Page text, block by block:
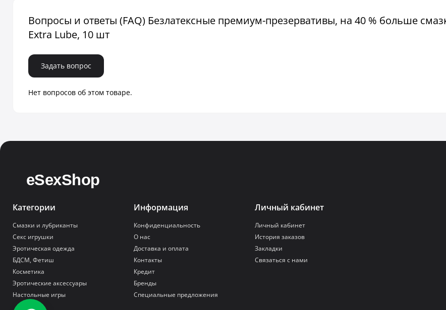
Вопросы и ответы (FAQ) Безлатексные премиум-презервативы, на 40 % больше
Extra Lube, 10 шт
Задать вопрос
Нет вопросов об этом товаре.
Категории
Смазки и лубриканты
Секс игрушки
Эротическая одежда
БДСМ, Фетиш
Косметика
Эротические аксессуары
Настольные игры
Информация
Конфиденциальность
О нас
Доставка и оплата
Контакты
Кредит
Бренды
Специальные предложения
Личный кабинет
Личный кабинет
История заказов
Закладки
Связаться с нами